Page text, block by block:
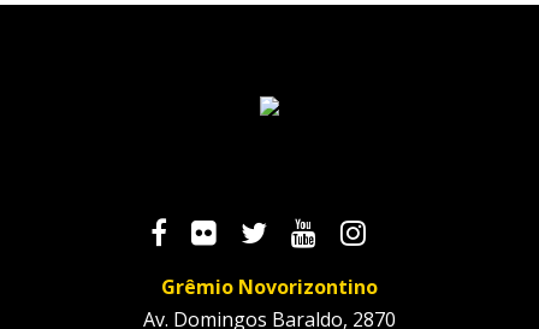
Grêmio Novorizontino
Av. Domingos Baraldo, 2870